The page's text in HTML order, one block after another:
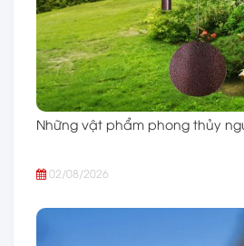
Những vật phẩm phong thủy
02/08/2026